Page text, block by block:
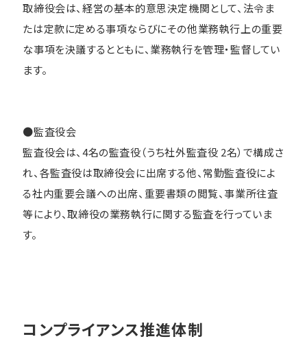
取締役会は、経営の基本的意思決定機関として、法令ま
たは定款に定める事項ならびにその他業務執行上の重要
な事項を決議するとともに、業務執行を管理・監督してい
ます。
●監査役会
監査役会は、4名の監査役（うち社外監査役 2名）で構成さ
れ、各監査役は取締役会に出席する他、常勤監査役によ
る社内重要会議への出席、重要書類の閲覧、事業所往査
等により、取締役の業務執行に関する監査を行っていま
す。
コンプライアンス推進体制